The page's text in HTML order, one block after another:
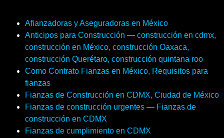
Afianzadoras y Aseguradoras en México
Anticipos para Construcción — construcción en cdmx,
construcción en México, construcción Oaxaca,
construcción Querétaro, construcción quintana roo
Como Contrato Fianzas en México, Requisitos para
fianzas
Fianzas de Construcción en CDMX, Ciudad de México
Fianzas de construcción urgentes — Fianzas de
construcción en CDMX
Fianzas de cumplimiento en CDMX